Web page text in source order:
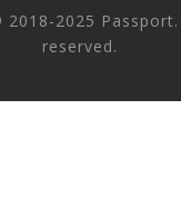
2018-2025
reserved.